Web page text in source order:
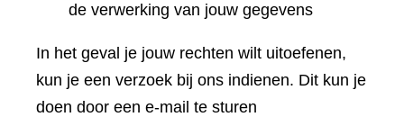
de verwerking van jouw gegevens
In het geval je jouw rechten wilt uitoefenen,
kun je een verzoek bij ons indienen. Dit kun je
doen door een e-mail te sturen